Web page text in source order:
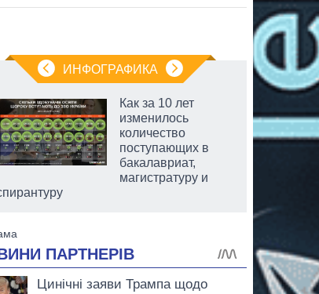
ИНФОГРАФИКА
Как за 10 лет
изменилось
количество
поступающих в
бакалавриат,
магистратуру и